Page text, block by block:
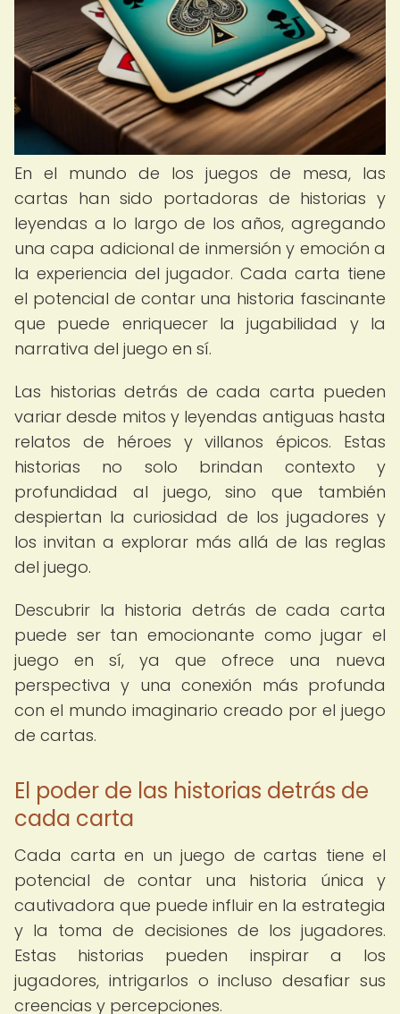
En el mundo de los juegos de mesa, las
cartas han sido portadoras de historias y
leyendas a lo largo de los años, agregando
una capa adicional de inmersión y emoción a
la experiencia del jugador. Cada carta tiene
el potencial de contar una historia fascinante
que puede enriquecer la jugabilidad y la
narrativa del juego en sí.
Las historias detrás de cada carta pueden
variar desde mitos y leyendas antiguas hasta
relatos de héroes y villanos épicos. Estas
historias no solo brindan contexto y
profundidad al juego, sino que también
despiertan la curiosidad de los jugadores y
los invitan a explorar más allá de las reglas
del juego.
Descubrir la historia detrás de cada carta
puede ser tan emocionante como jugar el
juego en sí, ya que ofrece una nueva
perspectiva y una conexión más profunda
con el mundo imaginario creado por el juego
de cartas.
El poder de las historias detrás de
cada carta
Cada carta en un juego de cartas tiene el
potencial de contar una historia única y
cautivadora que puede influir en la estrategia
y la toma de decisiones de los jugadores.
Estas historias pueden inspirar a los
jugadores, intrigarlos o incluso desafiar sus
creencias y percepciones.